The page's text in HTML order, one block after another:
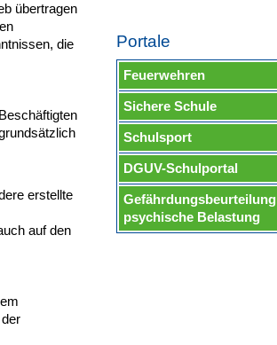
übertragen
die
erstellte
auf den
Portale
Feuerwehren
Sichere Schule
Schulsport
DGUV-Schulportal
Gefährdungsbeurteilung
psychische Belastung